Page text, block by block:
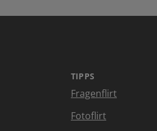
TIPPS
Fragenflirt
Fotoflirt